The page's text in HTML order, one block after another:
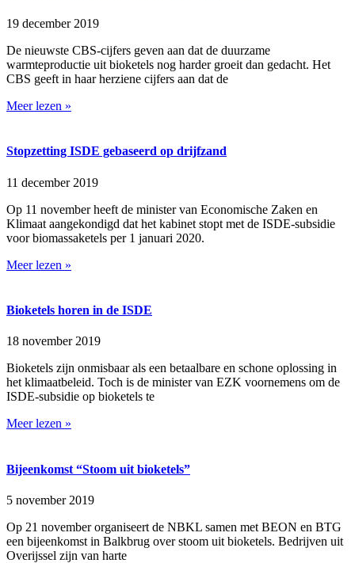
19 december 2019
De nieuwste CBS-cijfers geven aan dat de duurzame
warmteproductie uit bioketels nog harder groeit dan gedacht. Het
CBS geeft in haar herziene cijfers aan dat de
Meer lezen »
Stopzetting ISDE gebaseerd op drijfzand
11 december 2019
Op 11 november heeft de minister van Economische Zaken en
Klimaat aangekondigd dat het kabinet stopt met de ISDE-subsidie
voor biomassaketels per 1 januari 2020.
Meer lezen »
Bioketels horen in de ISDE
18 november 2019
Bioketels zijn onmisbaar als een betaalbare en schone oplossing in
het klimaatbeleid. Toch is de minister van EZK voornemens om de
ISDE-subsidie op bioketels te
Meer lezen »
Bijeenkomst “Stoom uit bioketels”
5 november 2019
Op 21 november organiseert de NBKL samen met BEON en BTG
een bijeenkomst in Balkbrug over stoom uit bioketels. Bedrijven uit
Overijssel zijn van harte